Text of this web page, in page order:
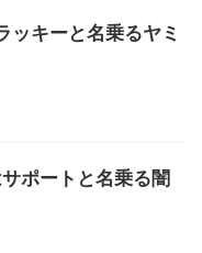
キーと名乗るヤミ
ポートと名乗る闇